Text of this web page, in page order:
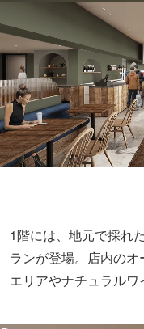
1階には、地元で採れ
ランが登場。店内の
エリアやナチュラルワ